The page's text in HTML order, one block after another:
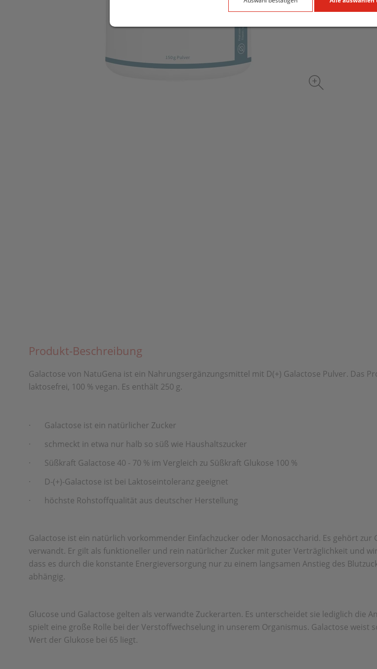
Produkt-Beschreibung
Galactose von NatuGena ist ein Nahrungsergänzungsmittel mit D(+) Galactose Pulver.
laktosefrei, 100 % vegan. Es enthält 250 g.
·
Galactose ist ein natürlicher Zucker
·
schmeckt in etwa nur halb so süß wie Haushaltszucker
·
Süßkraft Galactose 40 - 70 % im Vergleich zu Süßkraft Glukose 100 %
·
D-(+)-Galactose ist bei Laktoseintoleranz geeignet
·
höchste Rohstoffqualität aus deutscher Herstellung
Galactose ist ein natürlich vorkommender Einfachzucker oder Monosac­charid. Es gehört
verwandt. Er gilt als funktioneller und rein natürlicher Zucker mit guter Verträglichkeit und
dass es durch die konstante Energieversorgung nur zu einem langsamen Anstieg des
abhängig.
Glucose und Galactose gelten als verwandte Zuckerarten. Es unterscheidet sie lediglich die
spielt eine große Rolle bei der Verstoffwechselung in unserem Organismus. Galactose weist
Wert der Glukose bei 65 liegt.